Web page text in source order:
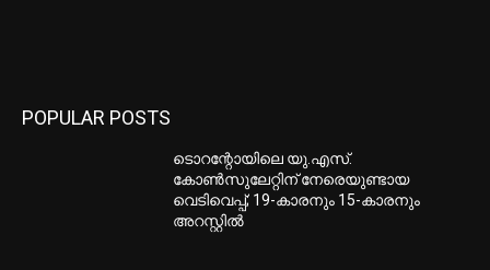
POPULAR POSTS
ടൊറന്റോയിലെ യു.എസ്.
കോൺസുലേറ്റിന് നേരെയുണ്ടായ
വെടിവെപ്പ്; 19-കാരനും 15-കാരനും
അറസ്റ്റിൽ